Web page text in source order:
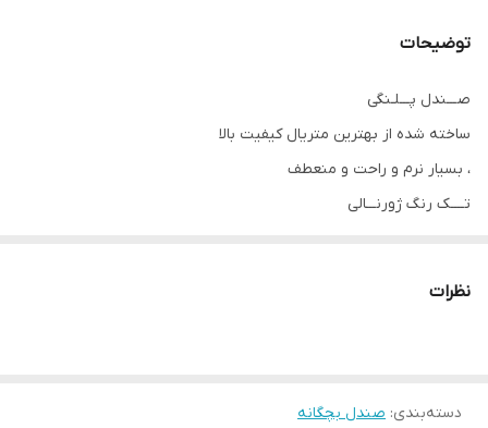
توضیحات
صـــندل پـــلـنگی
ساخته شده از بهترین متریال کیفیت بالا
، بسیار نرم و راحت و منعطف
تــــک رنگ ژورنـــالی
مناسب پای ۱۶ سانـــت
۳۰ مناسب پای ۱۷.۵ سانت
نظرات
دسته‌بندی: صندل بچگانه